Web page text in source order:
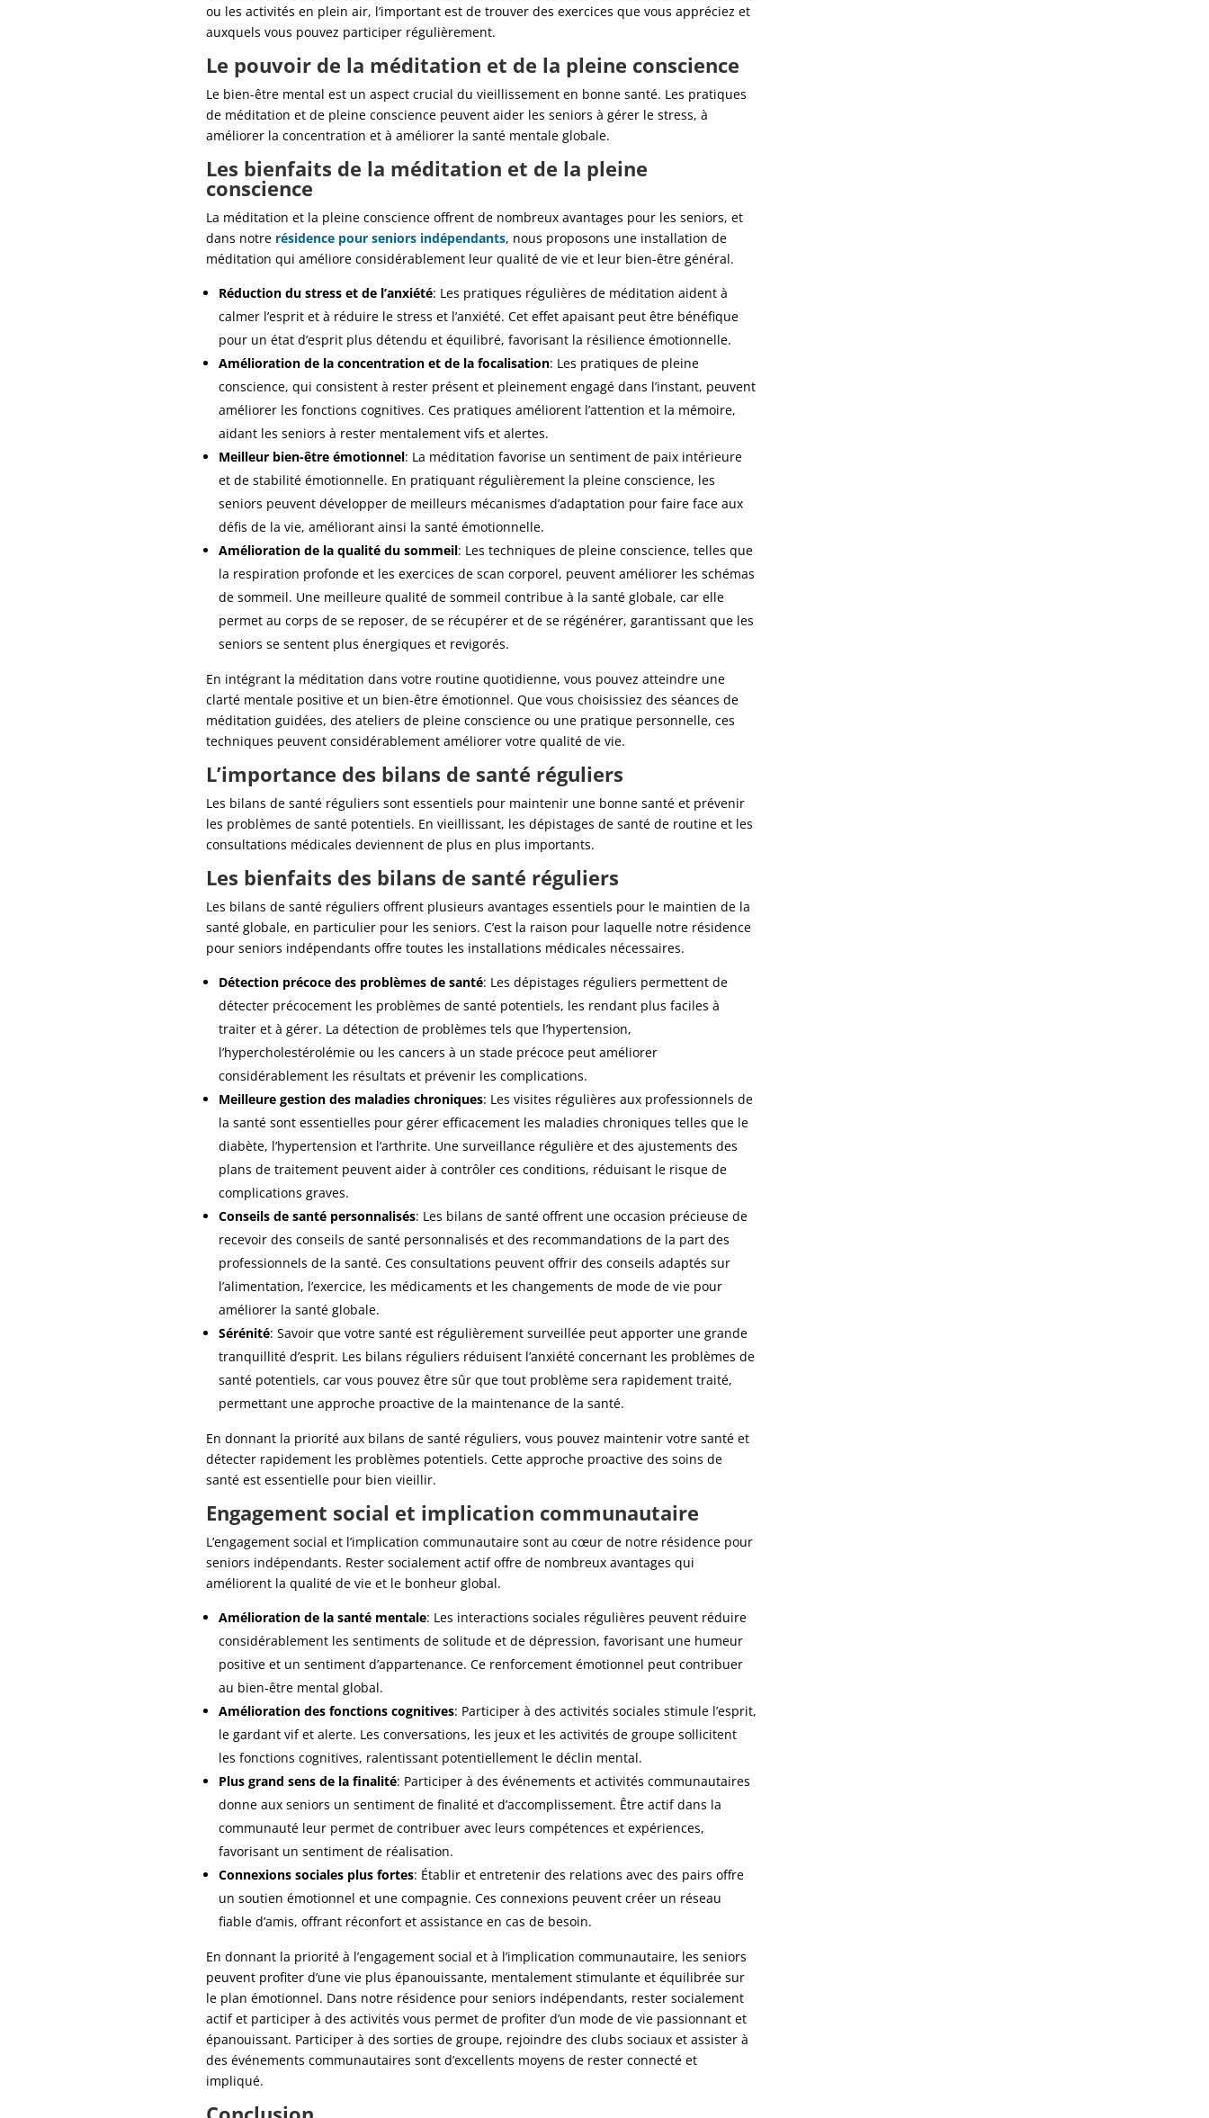
ou les activités en plein air, l’important est de trouver des exercices que vous appréciez et
auxquels vous pouvez participer régulièrement.
Le pouvoir de la méditation et de la pleine conscience
Le bien-être mental est un aspect crucial du vieillissement en bonne santé. Les pratiques
de méditation et de pleine conscience peuvent aider les seniors à gérer le stress, à
améliorer la concentration et à améliorer la santé mentale globale.
Les bienfaits de la méditation et de la pleine
conscience
La méditation et la pleine conscience offrent de nombreux avantages pour les seniors, et
dans notre résidence pour seniors indépendants, nous proposons une installation de
méditation qui améliore considérablement leur qualité de vie et leur bien-être général.
Réduction du stress et de l’anxiété: Les pratiques régulières de méditation aident à
calmer l’esprit et à réduire le stress et l’anxiété. Cet effet apaisant peut être bénéfique
pour un état d’esprit plus détendu et équilibré, favorisant la résilience émotionnelle.
Amélioration de la concentration et de la focalisation: Les pratiques de pleine
conscience, qui consistent à rester présent et pleinement engagé dans l’instant, peuvent
améliorer les fonctions cognitives. Ces pratiques améliorent l’attention et la mémoire,
aidant les seniors à rester mentalement vifs et alertes.
Meilleur bien-être émotionnel: La méditation favorise un sentiment de paix intérieure
et de stabilité émotionnelle. En pratiquant régulièrement la pleine conscience, les
seniors peuvent développer de meilleurs mécanismes d’adaptation pour faire face aux
défis de la vie, améliorant ainsi la santé émotionnelle.
Amélioration de la qualité du sommeil: Les techniques de pleine conscience, telles que
la respiration profonde et les exercices de scan corporel, peuvent améliorer les schémas
de sommeil. Une meilleure qualité de sommeil contribue à la santé globale, car elle
permet au corps de se reposer, de se récupérer et de se régénérer, garantissant que les
seniors se sentent plus énergiques et revigorés.
En intégrant la méditation dans votre routine quotidienne, vous pouvez atteindre une
clarté mentale positive et un bien-être émotionnel. Que vous choisissiez des séances de
méditation guidées, des ateliers de pleine conscience ou une pratique personnelle, ces
techniques peuvent considérablement améliorer votre qualité de vie.
L’importance des bilans de santé réguliers
Les bilans de santé réguliers sont essentiels pour maintenir une bonne santé et prévenir
les problèmes de santé potentiels. En vieillissant, les dépistages de santé de routine et les
consultations médicales deviennent de plus en plus importants.
Les bienfaits des bilans de santé réguliers
Les bilans de santé réguliers offrent plusieurs avantages essentiels pour le maintien de la
santé globale, en particulier pour les seniors. C’est la raison pour laquelle notre résidence
pour seniors indépendants offre toutes les installations médicales nécessaires.
Détection précoce des problèmes de santé: Les dépistages réguliers permettent de
détecter précocement les problèmes de santé potentiels, les rendant plus faciles à
traiter et à gérer. La détection de problèmes tels que l’hypertension,
l’hypercholestérolémie ou les cancers à un stade précoce peut améliorer
considérablement les résultats et prévenir les complications.
Meilleure gestion des maladies chroniques: Les visites régulières aux professionnels de
la santé sont essentielles pour gérer efficacement les maladies chroniques telles que le
diabète, l’hypertension et l’arthrite. Une surveillance régulière et des ajustements des
plans de traitement peuvent aider à contrôler ces conditions, réduisant le risque de
complications graves.
Conseils de santé personnalisés: Les bilans de santé offrent une occasion précieuse de
recevoir des conseils de santé personnalisés et des recommandations de la part des
professionnels de la santé. Ces consultations peuvent offrir des conseils adaptés sur
l’alimentation, l’exercice, les médicaments et les changements de mode de vie pour
améliorer la santé globale.
Sérénité: Savoir que votre santé est régulièrement surveillée peut apporter une grande
tranquillité d’esprit. Les bilans réguliers réduisent l’anxiété concernant les problèmes de
santé potentiels, car vous pouvez être sûr que tout problème sera rapidement traité,
permettant une approche proactive de la maintenance de la santé.
En donnant la priorité aux bilans de santé réguliers, vous pouvez maintenir votre santé et
détecter rapidement les problèmes potentiels. Cette approche proactive des soins de
santé est essentielle pour bien vieillir.
Engagement social et implication communautaire
L’engagement social et l’implication communautaire sont au cœur de notre résidence pour
seniors indépendants. Rester socialement actif offre de nombreux avantages qui
améliorent la qualité de vie et le bonheur global.
Amélioration de la santé mentale: Les interactions sociales régulières peuvent réduire
considérablement les sentiments de solitude et de dépression, favorisant une humeur
positive et un sentiment d’appartenance. Ce renforcement émotionnel peut contribuer
au bien-être mental global.
Amélioration des fonctions cognitives: Participer à des activités sociales stimule l’esprit,
le gardant vif et alerte. Les conversations, les jeux et les activités de groupe sollicitent
les fonctions cognitives, ralentissant potentiellement le déclin mental.
Plus grand sens de la finalité: Participer à des événements et activités communautaires
donne aux seniors un sentiment de finalité et d’accomplissement. Être actif dans la
communauté leur permet de contribuer avec leurs compétences et expériences,
favorisant un sentiment de réalisation.
Connexions sociales plus fortes: Établir et entretenir des relations avec des pairs offre
un soutien émotionnel et une compagnie. Ces connexions peuvent créer un réseau
fiable d’amis, offrant réconfort et assistance en cas de besoin.
En donnant la priorité à l’engagement social et à l’implication communautaire, les seniors
peuvent profiter d’une vie plus épanouissante, mentalement stimulante et équilibrée sur
le plan émotionnel. Dans notre résidence pour seniors indépendants, rester socialement
actif et participer à des activités vous permet de profiter d’un mode de vie passionnant et
épanouissant. Participer à des sorties de groupe, rejoindre des clubs sociaux et assister à
des événements communautaires sont d’excellents moyens de rester connecté et
impliqué.